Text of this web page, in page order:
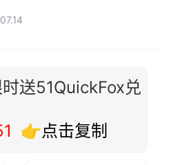
送51QuickFox兑
👉点击复制